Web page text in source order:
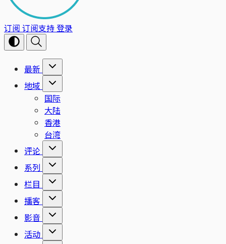
订阅 订阅支持登录
最新
地域
国际
大陆
香港
台湾
评论
系列
栏目
播客
影音
活动